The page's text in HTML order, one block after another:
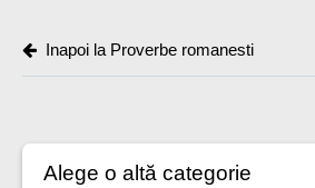
Inapoi la Proverbe romanesti